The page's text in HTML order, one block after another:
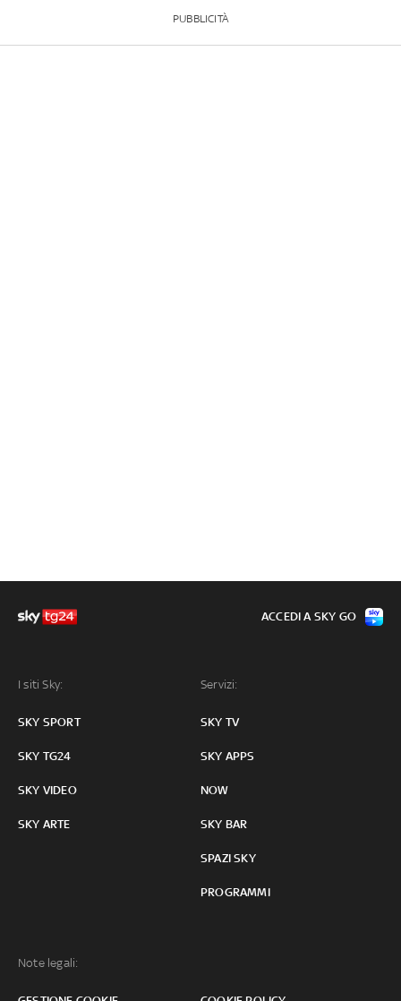
PUBBLICITÀ
I siti Sky:
SKY SPORT
SKY TG24
SKY VIDEO
SKY ARTE
Servizi:
SKY TV
SKY APPS
NOW
SKY BAR
SPAZI SKY
PROGRAMMI
Note legali:
ACCEDI A SKY GO